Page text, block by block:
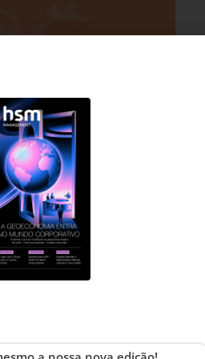
7 DE JULHO DE 2026 08H00
passa pelas mulheres
nunca estudaram tanto
persiste e